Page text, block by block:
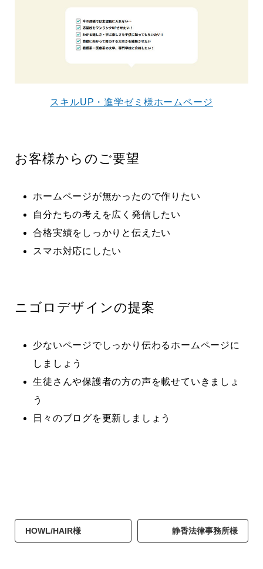
スキルUP・進学ゼミ様ホームページ
お客様からのご要望
ホームページが無かったので作りたい
自分たちの考えを広く発信したい
合格実績をしっかりと伝えたい
スマホ対応にしたい
ニゴロデザインの提案
少ないページでしっかり伝わるホームページに
しましょう
生徒さんや保護者の方の声を載せていきましょ
う
日々のブログを更新しましょう
HOWL/HAIR様 静香法律事務所様